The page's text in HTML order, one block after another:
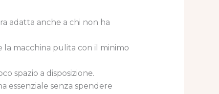
adatta anche a chi non ha
macchina pulita con il minimo
spazio a disposizione.
essenziale senza spendere